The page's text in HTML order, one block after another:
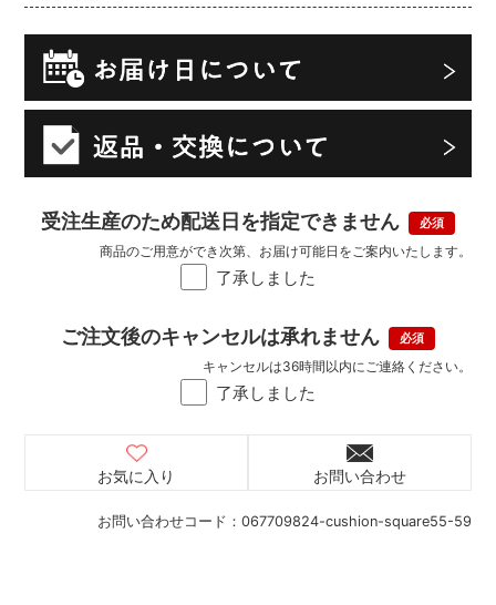
お問い合わせコード： 067709824-cushion-square55-59
受注生産のため配送日を指定できません
了承しました
商品のご用意ができ次第、お届け可能日をご案内いたします。
ご注文後のキャンセルは承れません
了承しました
キャンセルは36時間以内にご連絡ください。
お気に入り お問い合わせ